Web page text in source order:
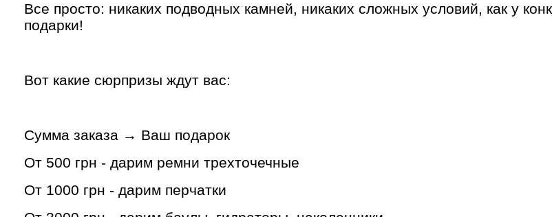
Все просто: никаких подводных камней, никаких сложных условий, как у
подарки!
Вот какие сюрпризы ждут вас:
Сумма заказа → Ваш подарок
От 500 грн - дарим ремни трехточечные
От 1000 грн - дарим перчатки